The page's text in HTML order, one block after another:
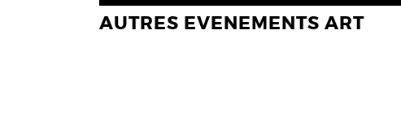
AUTRES EVENEMENTS ART